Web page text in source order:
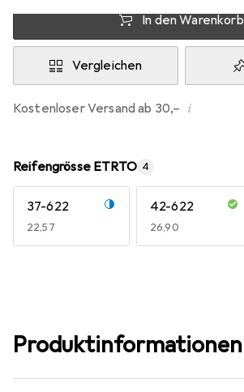
In den Warenkorb
Vergleichen
Kostenloser Versand ab 30,– i
Reifengrösse ETRTO 4
37-622
EUR
22,57
42-622
EUR
26,90
Produktinformationen